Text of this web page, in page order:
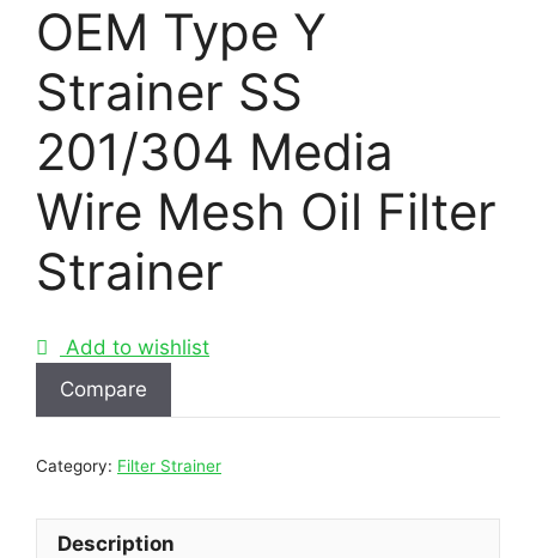
OEM Type Y
Strainer SS
201/304 Media
Wire Mesh Oil Filter
Strainer
Add to wishlist
Compare
Category: Filter Strainer
Description